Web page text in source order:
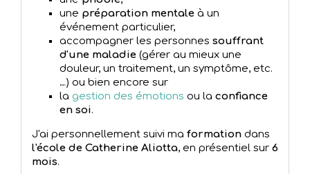
une préparation mentale à un
événement particulier,
accompagner les personnes souffrant
d'une maladie (gérer au mieux une
douleur, un traitement, un symptôme, etc.
…) ou bien encore sur
la gestion des émotions ou la confiance
en soi.
J'ai personnellement suivi ma formation dans
l'école de Catherine Aliotta, en présentiel sur 6
mois.